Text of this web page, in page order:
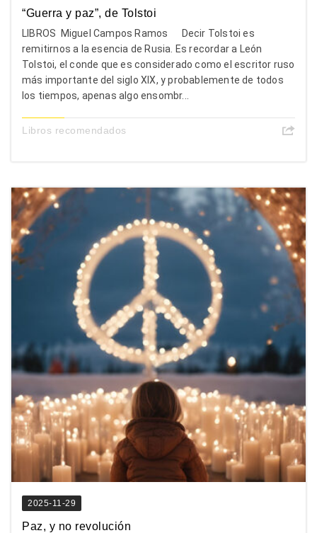
“Guerra y paz”, de Tolstoi
LIBROS Miguel Campos Ramos Decir Tolstoi es
remitirnos a la esencia de Rusia. Es recordar a León
Tolstoi, el conde que es considerado como el escritor ruso
más importante del siglo XIX, y probablemente de todos
los tiempos, apenas algo ensombr...
Libros recomendados
2025-11-29
Paz, y no revolución